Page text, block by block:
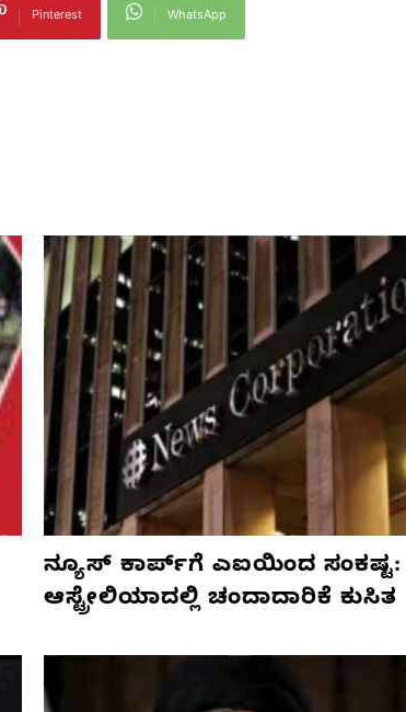
Pinterest WhatsApp
ನ್ಯೂಸ್ ಕಾರ್ಪ್‌ಗೆ ಎಐಯಿಂದ ಸಂಕಷ್ಟ:
ಆಸ್ಟ್ರೇಲಿಯಾದಲ್ಲಿ ಚಂದಾದಾರಿಕೆ ಕುಸಿತ